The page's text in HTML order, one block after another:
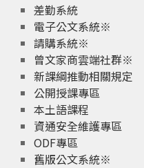
差勤系統
電子公文系統※
請購系統※
曾文家商雲端社群※
新課綱推動相關規定
公開授課專區
本土語課程
資通安全維護專區
ODF專區
舊版公文系統※